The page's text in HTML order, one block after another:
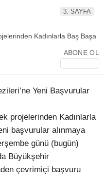
WhatsApp İhbar Hattı
Facebook
Instagram
3. SAYFA
ABONE OL
Yeni Başvurular
projelerinden Kadınlarla
başvurular alınmaya
günü (bugün)
Büyükşehir
çevrimiçi başvuru